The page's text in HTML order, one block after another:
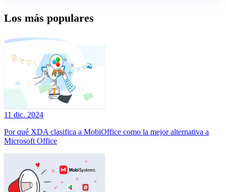
Los más populares
11 dic. 2024
Por qué XDA clasifica a MobiOffice como la mejor alternativa a
Microsoft Office